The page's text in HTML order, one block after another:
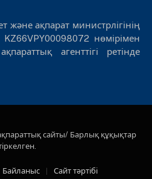
ақпарат министрлігінің
нөмірімен
агенттігі ретінде
сайты/ Барлық құқықтар
Байланыс Сайт тәртібі